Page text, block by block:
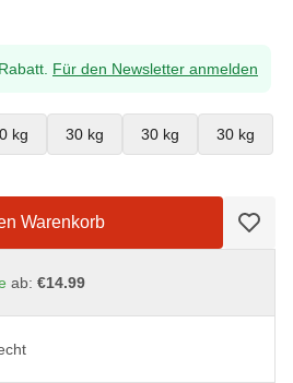
Für den Newsletter anmelden
kg 30 kg 30 kg 30 kg
Warenkorb
ab: €14.99